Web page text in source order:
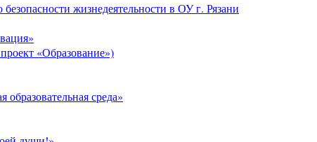
жизнедеятельности в ОУ г. Рязани
«Образование»)
среда»